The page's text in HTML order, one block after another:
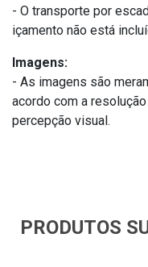
- O transporte por
içamento não está
Imagens:
- As imagens são
acordo com a
percepção visual.
PRODUTOS